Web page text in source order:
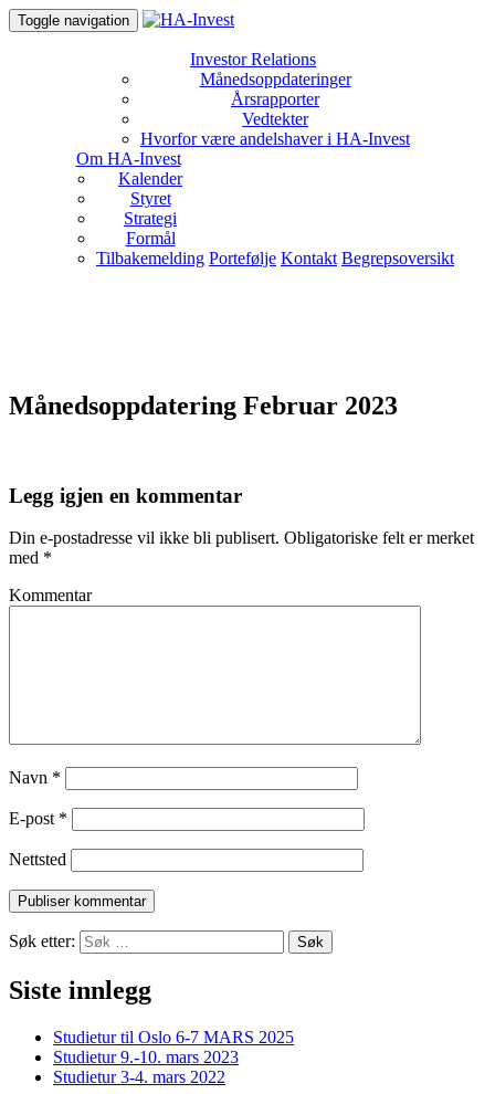
Toggle navigation
Investor Relations
Månedsoppdateringer
Årsrapporter
Vedtekter
Hvorfor være andelshaver i HA-Invest
Om HA-Invest
Kalender
Styret
Strategi
Formål
Tilbakemelding Portefølje Kontakt Begrepsoversikt
Månedsoppdatering Februar 2023
Legg igjen en kommentar
Din e-postadresse vil ikke bli publisert. Obligatoriske felt er merket
med *
Kommentar
Navn *
E-post *
Nettsted
Søk etter:
Siste innlegg
Studietur til Oslo 6-7 MARS 2025
Studietur 9.-10. mars 2023
Studietur 3-4. mars 2022